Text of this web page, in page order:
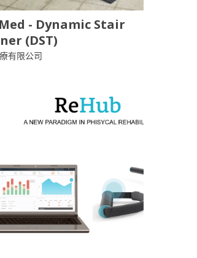
- Dynamic Stair
(DST)
有限公司